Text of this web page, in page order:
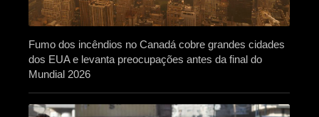
Fumo dos incêndios no Canadá cobre grandes cidades
dos EUA e levanta preocupações antes da final do
Mundial 2026